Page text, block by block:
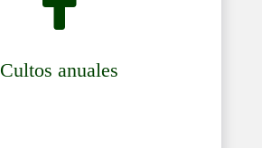
Cultos anuales